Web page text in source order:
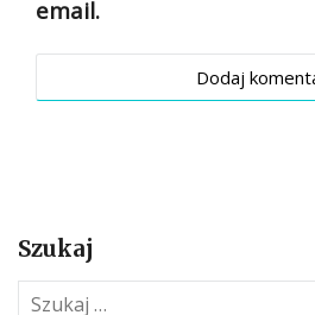
email.
Szukaj